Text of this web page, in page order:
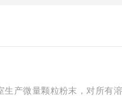
产微量颗粒粉末，对所有